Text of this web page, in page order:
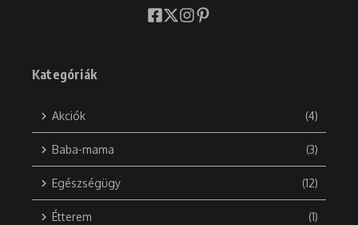
Kategóriák
Akciók (4)
Baba-mama (3)
Egészségügy (12)
Étterem (1)